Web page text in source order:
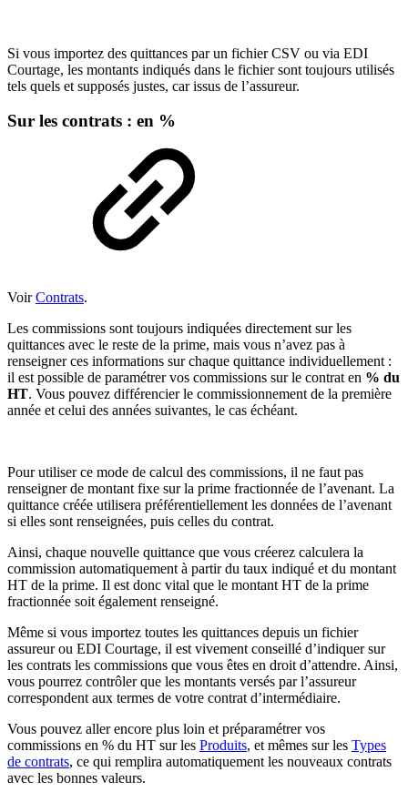
Si vous importez des quittances par un fichier CSV ou via EDI
Courtage, les montants indiqués dans le fichier sont toujours utilisés
tels quels et supposés justes, car issus de l’assureur.
Sur les contrats : en %
VoirContrats.
Les commissions sont toujours indiquées directement sur les
quittances avec le reste de la prime, mais vous n’avez pas à
renseigner ces informations sur chaque quittance individuellement :
il est possible de paramétrer vos commissions sur le contrat en % du
HT. Vous pouvez différencier le commissionnement de la première
année et celui des années suivantes, le cas échéant.
Pour utiliser ce mode de calcul des commissions, il ne faut pas
renseigner de montant fixe sur la prime fractionnée de l’avenant. La
quittance créée utilisera préférentiellement les données de l’avenant
si elles sont renseignées, puis celles du contrat.
Ainsi, chaque nouvelle quittance que vous créerez calculera la
commission automatiquement à partir du taux indiqué et du montant
HT de la prime. Il est donc vital que le montant HT de la prime
fractionnée soit également renseigné.
Même si vous importez toutes les quittances depuis un fichier
assureur ou EDI Courtage, il est vivement conseillé d’indiquer sur
les contrats les commissions que vous êtes en droit d’attendre. Ainsi,
vous pourrez contrôler que les montants versés par l’assureur
correspondent aux termes de votre contrat d’intermédiaire.
Vous pouvez aller encore plus loin et préparamétrer vos
commissions en % du HT sur les Produits, et mêmes sur les Types
de contrats, ce qui remplira automatiquement les nouveaux contrats
avec les bonnes valeurs.